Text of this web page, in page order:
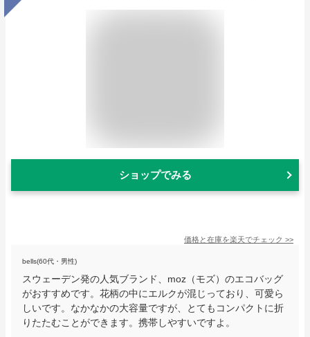
ショップでみる
価格と在庫を楽天でチェック >>
bells(60代・男性)
スウェーデン発の人気ブランド、moz（モズ）のエコバッグ
がおすすめです。花柄の中にエルクが混じっており、可愛ら
しいです。なかなかの大容量ですが、とてもコンパクトに折
りたたむことができます。携帯しやすいですよ。